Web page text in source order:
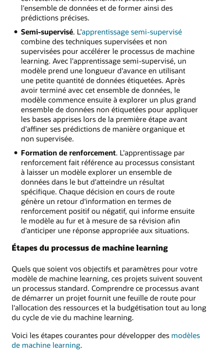
l'ensemble de données et de former ainsi des
prédictions précises.
Semi-supervisé. L'apprentissage semi-supervisé
combine des techniques supervisées et non
supervisées pour accélérer le processus de machine
learning. Avec l'apprentissage semi-supervisé, un
modèle prend une longueur d'avance en utilisant
une petite quantité de données étiquetées. Après
avoir terminé avec cet ensemble de données, le
modèle commence ensuite à explorer un plus grand
ensemble de données non étiquetées pour appliquer
les bases apprises lors de la première étape avant
d'affiner ses prédictions de manière organique et
non supervisée.
Formation de renforcement. L'apprentissage par
renforcement fait référence au processus consistant
à laisser un modèle explorer un ensemble de
données dans le but d'atteindre un résultat
spécifique. Chaque décision en cours de route
génère un retour d'information en termes de
renforcement positif ou négatif, qui informe ensuite
le modèle au fur et à mesure de sa révision afin
d'anticiper une réponse appropriée aux situations.
Étapes du processus de machine learning
Quels que soient vos objectifs et paramètres pour votre
modèle de machine learning, ces projets suivent souvent
un processus standard. Comprendre ce processus avant
de démarrer un projet fournit une feuille de route pour
l'allocation des ressources et la budgétisation tout au long
du cycle de vie du machine learning.
Voici les étapes courantes pour développer des modèles
de machine learning.